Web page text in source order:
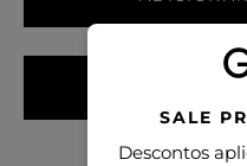
SALE
Descontos